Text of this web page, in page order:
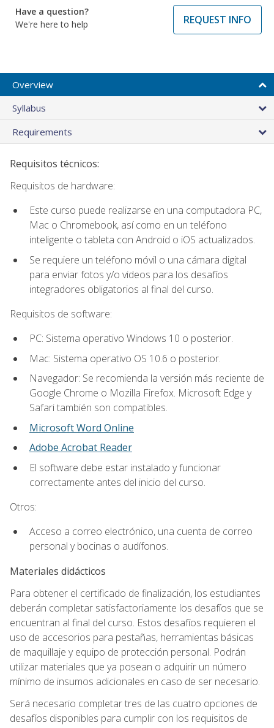
Have a question?
We're here to help
REQUEST INFO
Overview
Syllabus
Requirements
Requisitos técnicos:
Requisitos de hardware:
Este curso puede realizarse en una computadora PC,
Mac o Chromebook, así como en un teléfono
inteligente o tableta con Android o iOS actualizados.
Se requiere un teléfono móvil o una cámara digital
para enviar fotos y/o videos para los desafíos
integradores obligatorios al final del curso.
Requisitos de software:
PC: Sistema operativo Windows 10 o posterior.
Mac: Sistema operativo OS 10.6 o posterior.
Navegador: Se recomienda la versión más reciente de
Google Chrome o Mozilla Firefox. Microsoft Edge y
Safari también son compatibles.
Microsoft Word Online
Adobe Acrobat Reader
El software debe estar instalado y funcionar
correctamente antes del inicio del curso.
Otros:
Acceso a correo electrónico, una cuenta de correo
personal y bocinas o audífonos.
Materiales didácticos
Para obtener el certificado de finalización, los estudiantes
deberán completar satisfactoriamente los desafíos que se
encuentran al final del curso. Estos desafíos requieren el
uso de accesorios para pestañas, herramientas básicas
de maquillaje y equipo de protección personal. Podrán
utilizar materiales que ya posean o adquirir un número
mínimo de insumos adicionales en caso de ser necesario.
Será necesario completar tres de las cuatro opciones de
desafíos disponibles para cumplir con los requisitos de